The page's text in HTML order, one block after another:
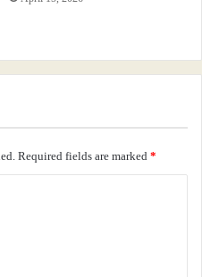
Required fields are marked *